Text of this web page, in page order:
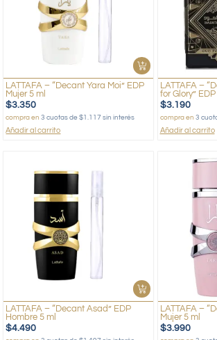
LATTAFA – “Decant Yara Moi” EDP
Mujer 5 ml
$3.350
compra en3 cuotas de $1.117 sin interés
Añadir al carrito
LATTAFA –
for Glory”
$3.190
compra en 3
Añadir al carrito
LATTAFA – “Decant Asad” EDP
Hombre 5 ml
$4.490
LATTAFA –
Mujer 5 ml
$3.990